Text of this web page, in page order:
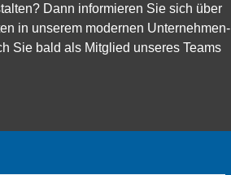
Dann informieren Sie sich über
in unserem modernen Unternehmen-
Sie bald als Mitglied unseres Teams